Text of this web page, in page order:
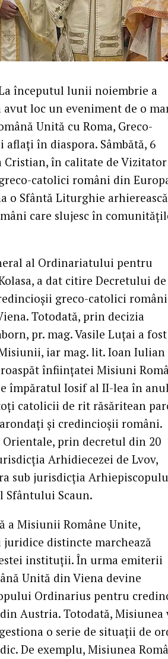
începutul lunii noiembrie a
avut loc un eveniment de o
Unită cu Roma, Greco-
în diaspora. Sâmbătă, 6
Cristian, în calitate de Vizitator
catolici români din
o Sfântă Liturghie
care slujesc în
al Ordinariatului pentru
a dat citire Decretului de
greco-catolici
Totodată, prin decizia
pr. mag. Vasile Luțai a fost
iar mag. lit. Ioan Iulian
înființatei Misiuni
împăratul Iosif al II-lea în anul
catolicii de rit răsăritean
și credincioșii români.
prin decretul din 20
Arhidiecezei de Lvov,
sub jurisdicția
Sfântului Scaun.
a Misiunii Române Unite,
distincte marchează
instituții. În urma emiterii
Unită din Viena devine
Ordinarius pentru
Austria. Totodată, Misiunea
o serie de situații de
De exemplu, Misiunea